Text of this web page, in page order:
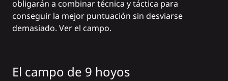
obligarán a combinar técnica y táctica para
conseguir la mejor puntuación sin desviarse
demasiado. Ver el campo.
El campo de 9 hoyos